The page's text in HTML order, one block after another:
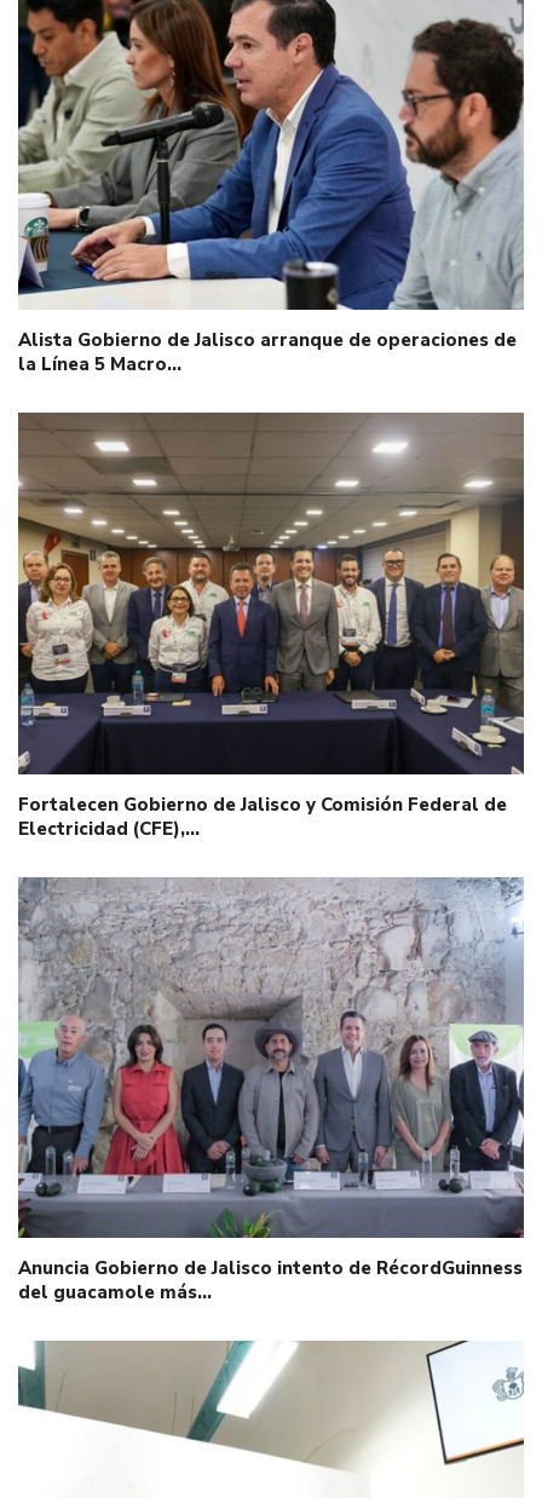
Alista Gobierno de Jalisco arranque de operaciones de
la Línea 5 Macro…
Fortalecen Gobierno de Jalisco y Comisión Federal de
Electricidad (CFE),…
Anuncia Gobierno de Jalisco intento de RécordGuinness
del guacamole más…